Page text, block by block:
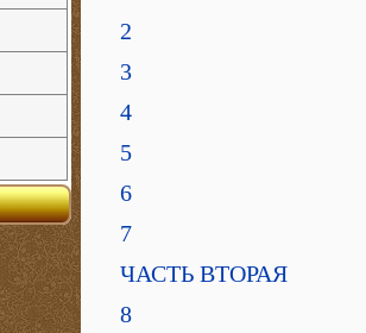
2
3
4
5
6
7
ЧАСТЬ ВТОРАЯ
8